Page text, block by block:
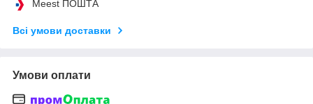
Meest ПОШТА
Всі умови доставки
Умови оплати